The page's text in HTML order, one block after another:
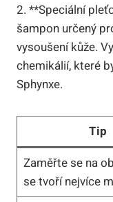
2. **Speciální
šampon určený
vysoušení kůže.
chemikálií, které
Sphynxe.
Tip
Zaměřte se na
se tvoří nejvíce